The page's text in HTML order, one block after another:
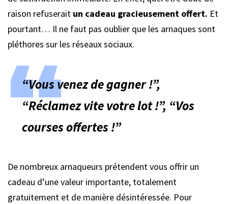
raison refuserait un cadeau gracieusement offert. Et
pourtant… Il ne faut pas oublier que les arnaques sont
pléthores sur les réseaux sociaux.
“Vous venez de gagner !”,
“Réclamez vite votre lot !”, “Vos
courses offertes !”
De nombreux arnaqueurs prétendent vous offrir un
cadeau d’une valeur importante, totalement
gratuitement et de manière désintéressée. Pour